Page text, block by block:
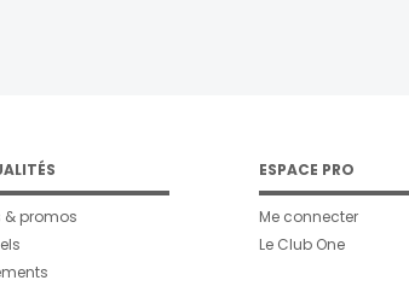
& promos
ESPACE PRO
Me connecter
Le Club One